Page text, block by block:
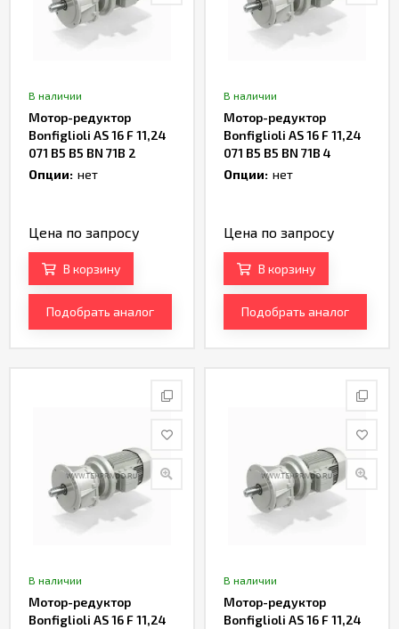
В наличии
Мотор-редуктор
Bonfiglioli AS 16 F 11,24
071 B5 B5 BN 71B 2
Артикул TH238372
Опции: нет
Цена по запросу
В корзину
Подобрать аналог
В наличии
Мотор-редуктор
Bonfiglioli AS 16 F 11,24
071 B5 B5 BN 71B 4
Артикул TH237220
Опции: нет
Цена по запросу
В корзину
Подобрать аналог
В наличии
Мотор-редуктор
Bonfiglioli AS 16 F 11,24
В наличии
Мотор-редуктор
Bonfiglioli AS 16 F 11,24